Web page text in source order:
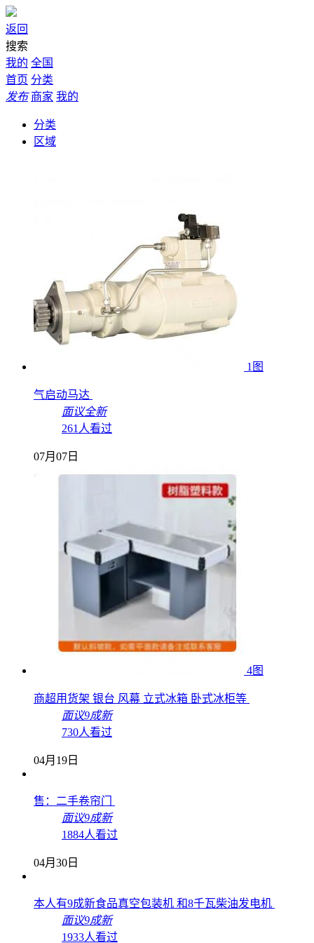
返回
搜索
我的 全国
首页 分类
发布 商家 我的
分类
区域
1图
气启动马达
面议全新
261人看过
07月07日
4图
商超用货架 银台 风幕 立式冰箱 卧式冰柜等
面议9成新
730人看过
04月19日
售：二手卷帘门
面议9成新
1884人看过
04月30日
本人有9成新食品真空包装机 和8千瓦柴油发电机
面议9成新
1933人看过